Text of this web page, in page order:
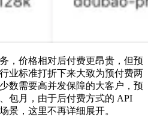
，价格相对后付费更昂贵，但预
业标准打折下来大致为预付费两
数需要高并发保障的大客户，预
包月，由于后付费方式的 API
景，这里不再详细展开。